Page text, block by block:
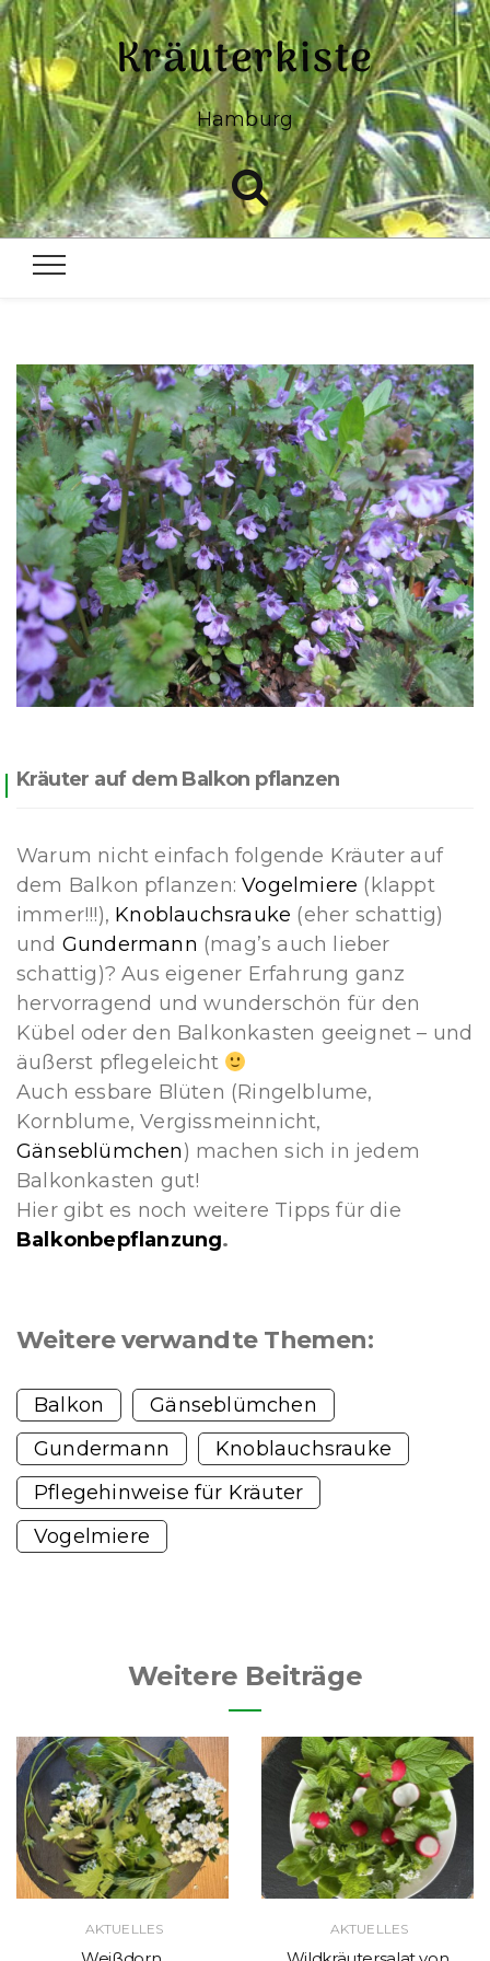
Kräuterkiste
Hamburg
Kräuter auf dem Balkon pflanzen
Warum nicht einfach folgende Kräuter auf
dem Balkon pflanzen:Vogelmiere (klappt
immer!!!), Knoblauchsrauke (eher schattig)
und Gundermann (mag’s auch lieber
schattig)? Aus eigener Erfahrung ganz
hervorragend und wunderschön für den
Kübel oder den Balkonkasten geeignet – und
äußerst pflegeleicht
Auch essbare Blüten (Ringelblume,
Kornblume, Vergissmeinnicht,
Gänseblümchen) machen sich in jedem
Balkonkasten gut!
Hier gibt es noch weitere Tipps für die
Balkonbepflanzung.
Weitere verwandte Themen:
Balkon
Gänseblümchen
Gundermann
Knoblauchsrauke
Pflegehinweise für Kräuter
Vogelmiere
Weitere Beiträge
AKTUELLES AKTUELLES